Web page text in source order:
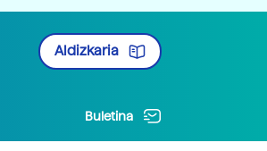
Aldizkaria
Buletina